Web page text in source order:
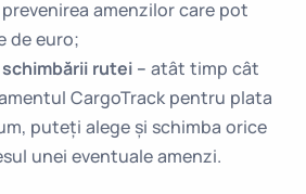
amenzilor care pot
de euro;
schimbării rutei – atât timp cât
CargoTrack pentru plata
puteți alege și schimba orice
unei eventuale amenzi.